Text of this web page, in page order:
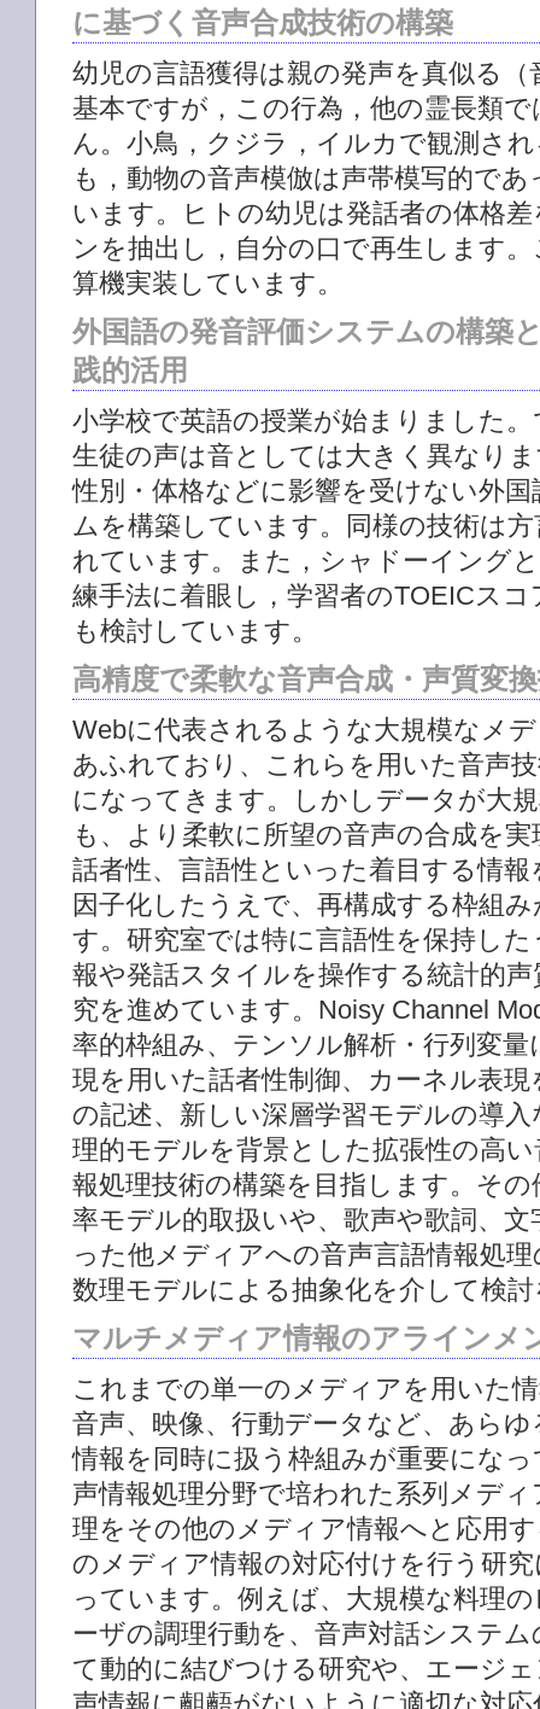
に基づく音声合成技術の構築
幼児の言語獲得は親の発声を真似る（
基本ですが，この行為，他の霊長類
ん。小鳥，クジラ，イルカで観測さ
も，動物の音声模倣は声帯模写的で
います。ヒトの幼児は発話者の体格
ンを抽出し，自分の口で再生します
算機実装しています。
外国語の発音評価システムの構築
践的活用
小学校で英語の授業が始まりました
生徒の声は音としては大きく異なり
性別・体格などに影響を受けない外
ムを構築しています。同様の技術は
れています。また，シャドーイング
練手法に着眼し，学習者のTOEICス
も検討しています。
高精度で柔軟な音声合成・声質変
Webに代表されるような大規模なメ
あふれており、これらを用いた音声
になってきます。しかしデータが大
も、より柔軟に所望の音声の合成を
話者性、言語性といった着目する情
因子化したうえで、再構成する枠組
す。研究室では特に言語性を保持し
報や発話スタイルを操作する統計的
究を進めています。Noisy Channel
率的枠組み、テンソル解析・行列変量
現を用いた話者性制御、カーネル表
の記述、新しい深層学習モデルの導
理的モデルを背景とした拡張性の高
報処理技術の構築を目指します。その
率モデル的取扱いや、歌声や歌詞、文
った他メディアへの音声言語情報処
数理モデルによる抽象化を介して検
マルチメディア情報のアラインメ
これまでの単一のメディアを用いた
音声、映像、行動データなど、あら
情報を同時に扱う枠組みが重要にな
声情報処理分野で培われた系列メデ
理をその他のメディア情報へと応用
のメディア情報の対応付けを行う研
っています。例えば、大規模な料理
ーザの調理行動を、音声対話システ
て動的に結びつける研究や、エージ